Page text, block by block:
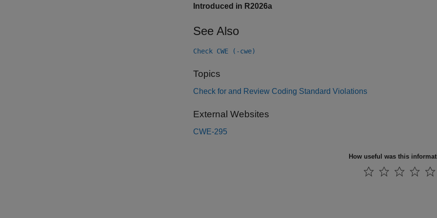
Introduced in R2026a
See Also
Check CWE (-cwe)
Topics
Check for and Review Coding Standard Violations
External Websites
CWE-295
How useful was this